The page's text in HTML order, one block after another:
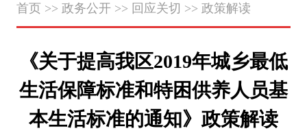
首页 >> 政务公开>> 回应关切 >> 政策解读
《关于提高我区2019年城乡最低
生活保障标准和特困供养人员基
本生活标准的通知》政策解读